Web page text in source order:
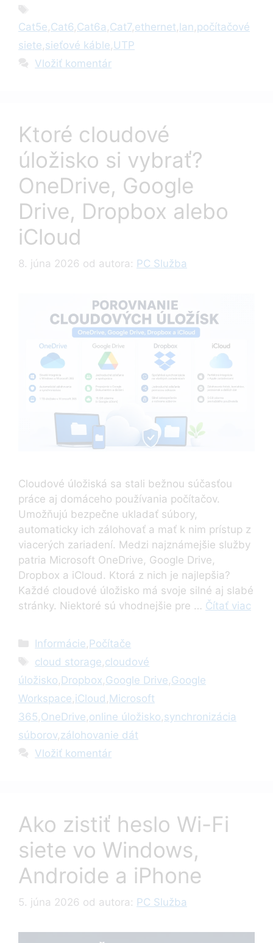
Cat5e Cat6 Cat6a Cat7, ethernet lan počítačové
siete sieťové káble UTP
Vložiť komentár
Ktoré cloudové
úložisko si vybrať?
OneDrive, Google
Drive, Dropbox alebo
iCloud
8. júna 2026 od autora: PC Služba
Cloudové úložiská sa stali bežnou súčasťou
práce aj domáceho používania počítačov.
Umožňujú bezpečne ukladať súbory,
automaticky ich zálohovať a mať k nim prístup z
viacerých zariadení. Medzi najznámejšie služby
patria Microsoft OneDrive, Google Drive,
Dropbox a iCloud. Ktorá z nich je najlepšia?
Každé cloudové úložisko má svoje silné aj slabé
stránky. Niektoré sú vhodnejšie pre … Čítať viac
Kategórie
Informácie Počítače
Značky
cloud storage cloudové
úložisko Dropbox Google Drive Google
Workspace iCloud Microsoft
365 OneDrive online úložisko synchronizácia
súborov, zálohovanie dát
Vložiť komentár
Ako zistiť heslo Wi-Fi
siete vo Windows,
Androide a iPhone
5. júna 2026 od autora: PC Služba